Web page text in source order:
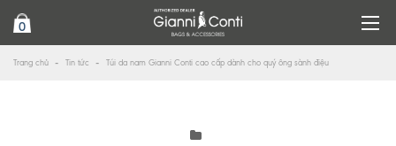
0
Trang chủ Tin tức Túi da nam Gianni Conti cao cấp dành cho quý ông sành điệu